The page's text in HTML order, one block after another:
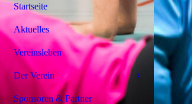
Startseite
Aktuelles
Vereinsleben
Der Verein
Sponsoren & Partner